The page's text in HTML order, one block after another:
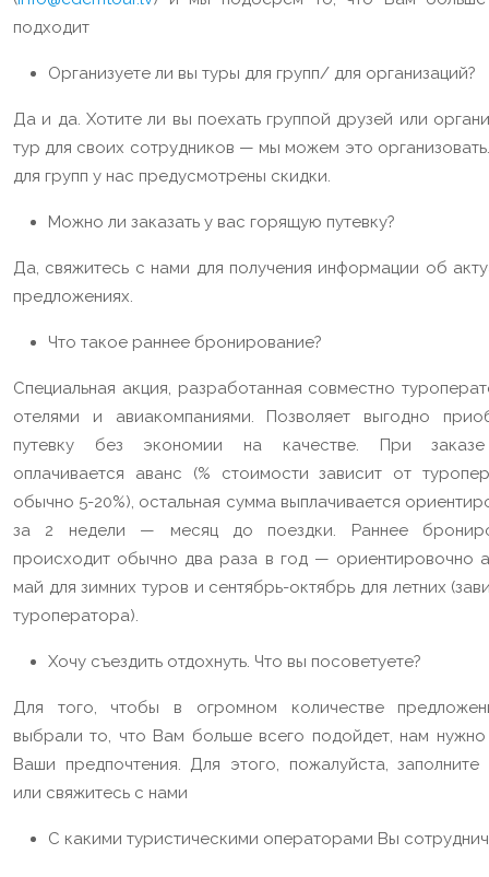
подходит
Организуете ли вы туры для групп/ для организаций?
Да и да. Хотите ли вы поехать группой друзей или
тур для своих сотрудников — мы можем это
для групп у нас предусмотрены скидки.
Можно ли заказать у вас горящую путевку?
Да, свяжитесь с нами для получения информации об
предложениях.
Что такое раннее бронирование?
Специальная акция, разработанная совместно
отелями и авиакомпаниями. Позволяет выгодно
путевку без экономии на качестве. При
оплачивается аванс (% стоимости зависит от
обычно 5-20%), остальная сумма выплачивается
за 2 недели — месяц до поездки. Раннее
происходит обычно два раза в год — ориентировочно
май для зимних туров и сентябрь-октябрь для летних
туроператора).
Хочу съездить отдохнуть. Что вы посоветуете?
Для того, чтобы в огромном количестве
выбрали то, что Вам больше всего подойдет, нам нужно
Ваши предпочтения. Для этого, пожалуйста, заполните
или свяжитесь с нами
С какими туристическими операторами Вы